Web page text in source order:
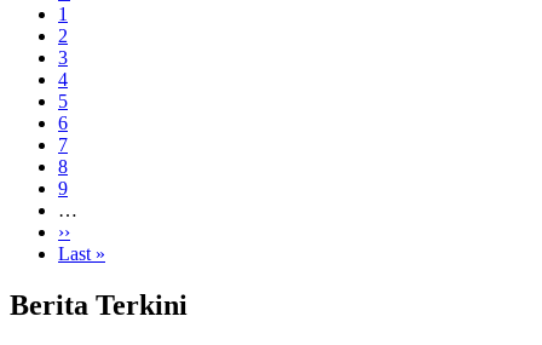
page
Page
1
Page
2
Page
3
Current
page
4
Page
5
Page
6
Page
7
Page
8
Page
9
…
Next
page
››
Last
Last »
Berita Terkini